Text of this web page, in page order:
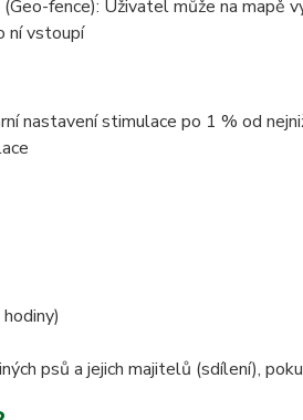
fence): Uživatel může na mapě
ní vstoupí
nastavení stimulace po 1 % od
psů a jejich majitelů (sdílení),